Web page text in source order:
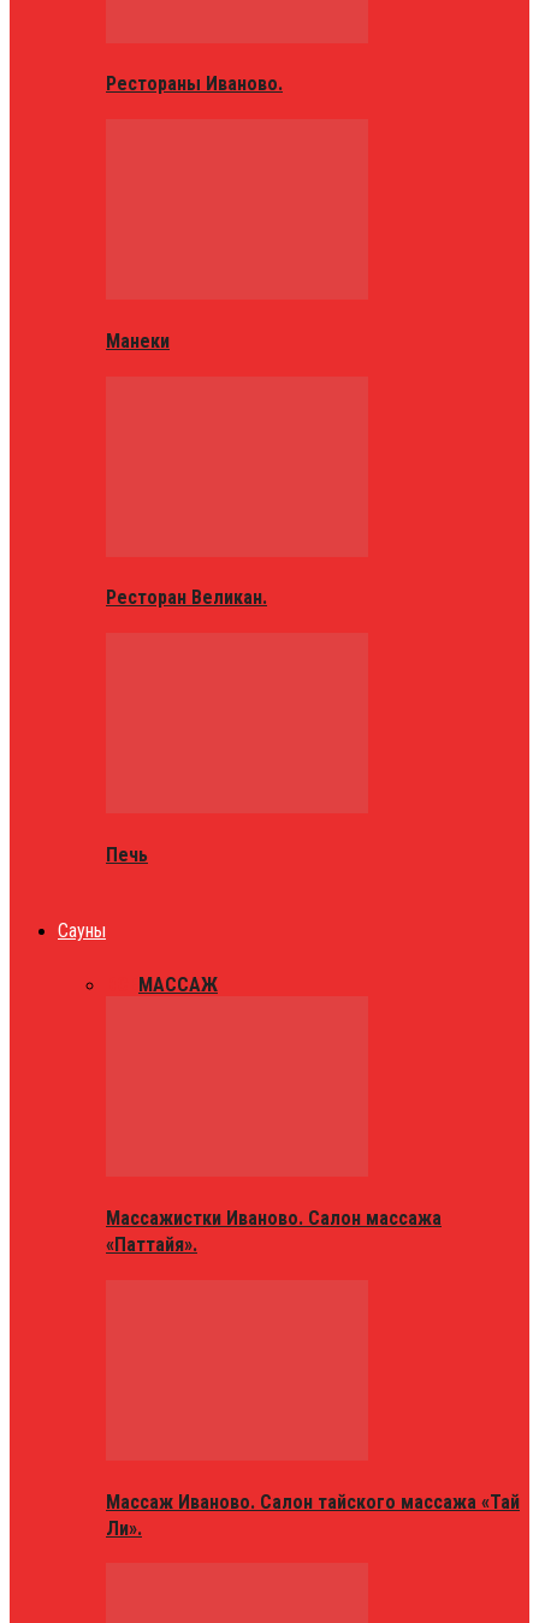
Рестораны Иваново.
Манеки
Ресторан Великан.
Печь
Сауны
МАССАЖ
Массажистки Иваново. Салон массажа
«Паттайя».
Массаж Иваново. Салон тайского массажа «Тай
Ли».